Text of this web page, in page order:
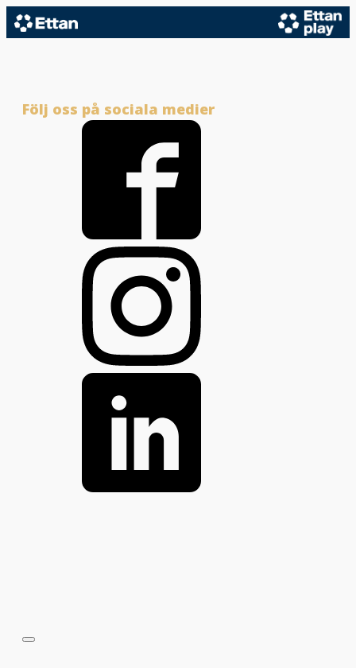
Följ oss på sociala medier